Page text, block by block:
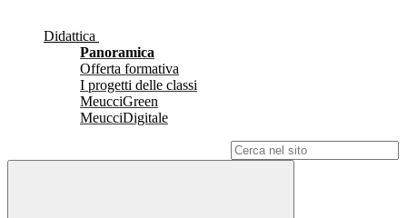
Didattica
Panoramica
Offerta formativa
I progetti delle classi
MeucciGreen
MeucciDigitale